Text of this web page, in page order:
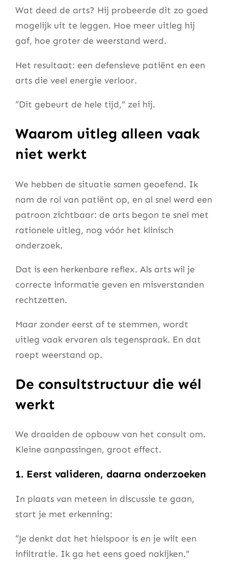
Wat deed de arts? Hij probeerde dit zo goed
mogelijk uit te leggen. Hoe meer uitleg hij
gaf, hoe groter de weerstand werd.
Het resultaat: een defensieve patiënt en een
arts die veel energie verloor.
“Dit gebeurt de hele tijd,” zei hij.
Waarom uitleg alleen vaak
niet werkt
We hebben de situatie samen geoefend. Ik
nam de rol van patiënt op, en al snel werd een
patroon zichtbaar: de arts begon te snel met
rationele uitleg, nog vóór het klinisch
onderzoek.
Dat is een herkenbare reflex. Als arts wil je
correcte informatie geven en misverstanden
rechtzetten.
Maar zonder eerst af te stemmen, wordt
uitleg vaak ervaren als tegenspraak. En dat
roept weerstand op.
De consultstructuur die wél
werkt
We draaiden de opbouw van het consult om.
Kleine aanpassingen, groot effect.
1. Eerst valideren, daarna onderzoeken
In plaats van meteen in discussie te gaan,
start je met erkenning:
“Je denkt dat het hielspoor is en je wilt een
infiltratie. Ik ga het eens goed nakijken.”